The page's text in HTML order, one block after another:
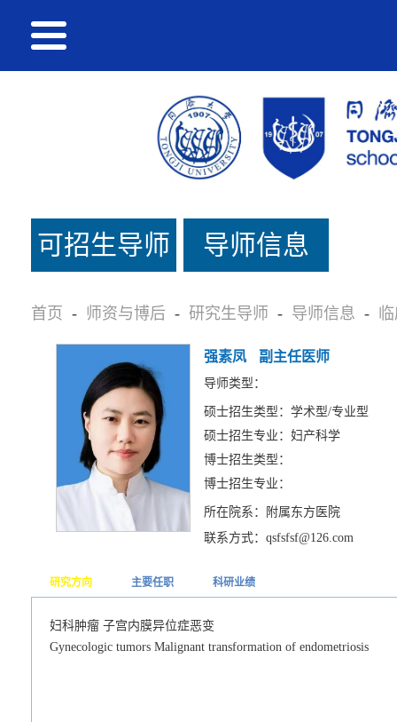
可招生导师
名单
导师信息
首页 - 师资与博后 - 研究生导师 - 导师信息 -
强素凤 副主任医师
导师类型：
硕士招生类型：学术型/专业型
硕士招生专业：妇产科学
博士招生类型：
博士招生专业：
所在院系：附属东方医院
联系方式：qsfsfsf@126.com
研究方向 主要任职 科研业绩
妇科肿瘤 子宫内膜异位症恶变
Gynecologic tumors Malignant transformation of endometriosis